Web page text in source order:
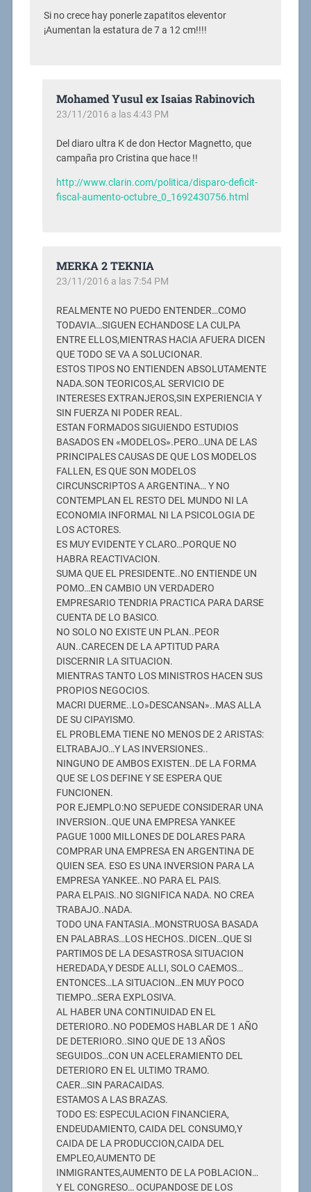
Si no crece hay ponerle zapatitos eleventor
¡Aumentan la estatura de 7 a 12 cm!!!!
Mohamed Yusul ex Isaias Rabinovich
23/11/2016 a las 4:43 PM
Del diaro ultra K de don Hector Magnetto, que
campaña pro Cristina que hace !!
http://www.clarin.com/politica/disparo-deficit-
fiscal-aumento-octubre_0_1692430756.html
MERKA 2 TEKNIA
23/11/2016 a las 7:54 PM
REALMENTE NO PUEDO ENTENDER…COMO
TODAVIA…SIGUEN ECHANDOSE LA CULPA
ENTRE ELLOS,MIENTRAS HACIA AFUERA DICEN
QUE TODO SE VA A SOLUCIONAR.
ESTOS TIPOS NO ENTIENDEN ABSOLUTAMENTE
NADA.SON TEORICOS,AL SERVICIO DE
INTERESES EXTRANJEROS,SIN EXPERIENCIA Y
SIN FUERZA NI PODER REAL.
ESTAN FORMADOS SIGUIENDO ESTUDIOS
BASADOS EN «MODELOS».PERO…UNA DE LAS
PRINCIPALES CAUSAS DE QUE LOS MODELOS
FALLEN, ES QUE SON MODELOS
CIRCUNSCRIPTOS A ARGENTINA… Y NO
CONTEMPLAN EL RESTO DEL MUNDO NI LA
ECONOMIA INFORMAL NI LA PSICOLOGIA DE
LOS ACTORES.
ES MUY EVIDENTE Y CLARO…PORQUE NO
HABRA REACTIVACION.
SUMA QUE EL PRESIDENTE..NO ENTIENDE UN
POMO…EN CAMBIO UN VERDADERO
EMPRESARIO TENDRIA PRACTICA PARA DARSE
CUENTA DE LO BASICO.
NO SOLO NO EXISTE UN PLAN..PEOR
AUN..CARECEN DE LA APTITUD PARA
DISCERNIR LA SITUACION.
MIENTRAS TANTO LOS MINISTROS HACEN SUS
PROPIOS NEGOCIOS.
MACRI DUERME..LO»DESCANSAN»..MAS ALLA
DE SU CIPAYISMO.
EL PROBLEMA TIENE NO MENOS DE 2 ARISTAS:
ELTRABAJO…Y LAS INVERSIONES..
NINGUNO DE AMBOS EXISTEN..DE LA FORMA
QUE SE LOS DEFINE Y SE ESPERA QUE
FUNCIONEN.
POR EJEMPLO:NO SEPUEDE CONSIDERAR UNA
INVERSION..QUE UNA EMPRESA YANKEE
PAGUE 1000 MILLONES DE DOLARES PARA
COMPRAR UNA EMPRESA EN ARGENTINA DE
QUIEN SEA. ESO ES UNA INVERSION PARA LA
EMPRESA YANKEE..NO PARA EL PAIS.
PARA ELPAIS..NO SIGNIFICA NADA. NO CREA
TRABAJO..NADA.
TODO UNA FANTASIA..MONSTRUOSA BASADA
EN PALABRAS…LOS HECHOS..DICEN…QUE SI
PARTIMOS DE LA DESASTROSA SITUACION
HEREDADA,Y DESDE ALLI, SOLO CAEMOS…
ENTONCES…LA SITUACION…EN MUY POCO
TIEMPO…SERA EXPLOSIVA.
AL HABER UNA CONTINUIDAD EN EL
DETERIORO..NO PODEMOS HABLAR DE 1 AÑO
DE DETERIORO..SINO QUE DE 13 AÑOS
SEGUIDOS…CON UN ACELERAMIENTO DEL
DETERIORO EN EL ULTIMO TRAMO.
CAER…SIN PARACAIDAS.
ESTAMOS A LAS BRAZAS.
TODO ES: ESPECULACION FINANCIERA,
ENDEUDAMIENTO, CAIDA DEL CONSUMO,Y
CAIDA DE LA PRODUCCION,CAIDA DEL
EMPLEO,AUMENTO DE
INMIGRANTES,AUMENTO DE LA POBLACION…
Y EL CONGRESO… OCUPANDOSE DE LOS